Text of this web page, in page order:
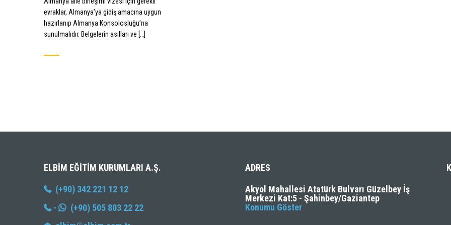
evraklar, Almanya’ya gidiş amacına uygun
hazırlanıp Almanya Konsolosluğu’na
sunulmalıdır. Belgelerin asılları ve […]
ELBIM EĞITIM KURUMLARI A.Ş.
(+90) 342 221 12 12
-
(+90) 505 803 22 22
ADRES
Akyol Mahallesi Atatürk Bulvarı Güzelbey İş
Merkezi Kat:5 - Şahinbey/Gaziantep
Konumu Göster